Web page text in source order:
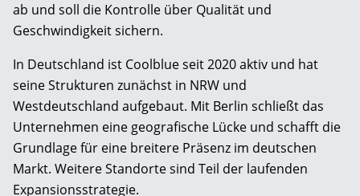
ab und soll die Kontrolle über Qualität und
Geschwindigkeit sichern.
In Deutschland ist Coolblue seit 2020 aktiv und hat
seine Strukturen zunächst in NRW und
Westdeutschland aufgebaut. Mit Berlin schließt das
Unternehmen eine geografische Lücke und schafft die
Grundlage für eine breitere Präsenz im deutschen
Markt. Weitere Standorte sind Teil der laufenden
Expansionsstrategie.